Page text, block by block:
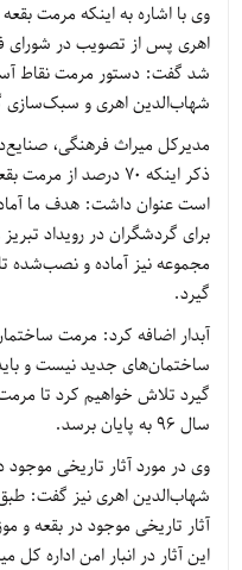
وی با اشاره به اینکه مرمت
اهری پس از تصویب در شورای
شد گفت: دستور مرمت نقاط
شهاب‌الدین اهری و
مدیرکل میراث فرهنگی،
ذکر اینکه 70 درصد
است عنوان داشت: هدف ما
مجموعه نیز آماده و نصب‌شده
گیرد.
آبدار اضافه کرد: مرمت
ساختمان‌های جدید نیست و
گیرد تلاش خواهیم کرد تا
سال 96 به پایان برسد.
وی در مورد آثار تاریخی
شهاب‌الدین اهری نیز گفت:
آثار تاریخی موجود در بقعه و
این آثار در انبار امن اداره